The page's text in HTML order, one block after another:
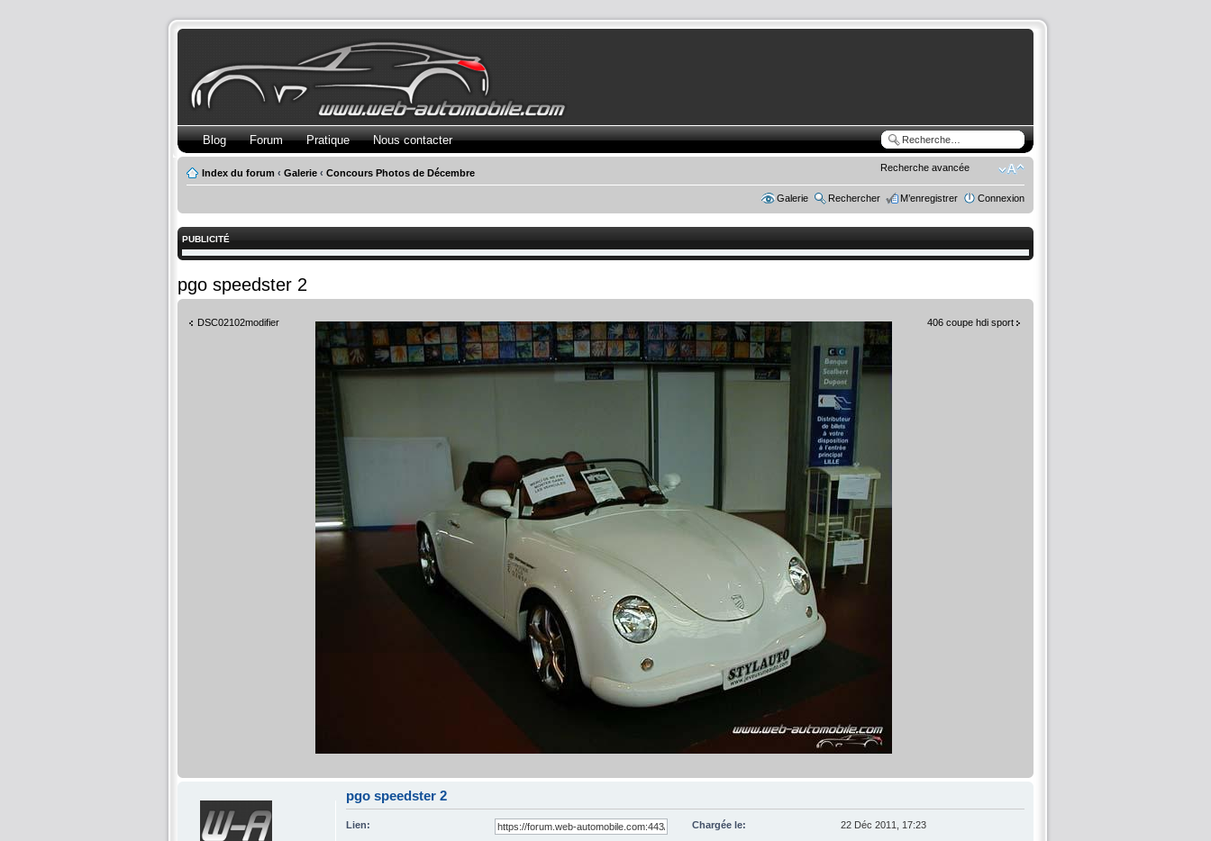
Recherche avancée
Blog Forum Pratique Nous contacter
Index du forum ‹ Galerie ‹ Concours Photos de Décembre
Galerie Rechercher M’enregistrer Connexion
PUBLICITÉ
pgo speedster 2
DSC02102modifier 406 coupe hdi sport
pgo speedster 2
Chargée le: 22 Déc 2011, 17:23
Lien: